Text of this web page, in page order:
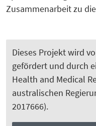
Zusammenarbeit zu
Dieses Projekt wird
gefördert und durch
Health and Medical
australischen
2017666).